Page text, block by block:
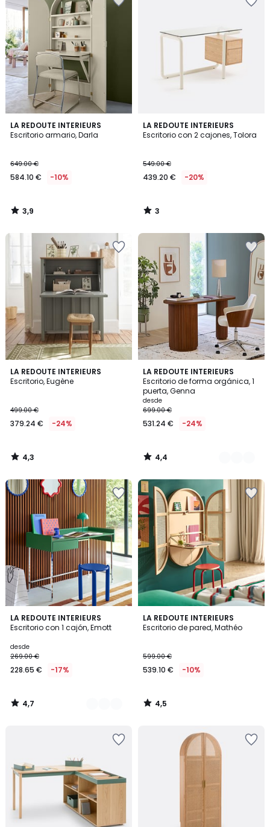
LA REDOUTE INTERIEURS
Escritorio armario, Darla
649.00 €
584.10 € -10%
3,9
/ 5
3,9
/
LA REDOUTE INTERIEURS
Escritorio con 2 cajones, Tolora
549.00 €
439.20 € -20%
3
/
3
/
LA REDOUTE INTERIEURS
Escritorio, Eugène
499.00 €
379.24 € -24%
4,3
/ 5
4,3
/
LA REDOUTE INTERIEURS
Escritorio de forma orgánica, 1
puerta, Genna
desde
699.00 €
531.24 € -24%
4,4
/ 5
2
Colores
4,4
/
LA REDOUTE INTERIEURS
Escritorio con 1 cajón, Emott
desde
269.00 €
228.65 € -17%
4,7
/ 5
2
Colores
4,7
/
LA REDOUTE INTERIEURS
Escritorio de pared, Mathéo
599.00 €
539.10 € -10%
4,5
/ 5
4,5
/